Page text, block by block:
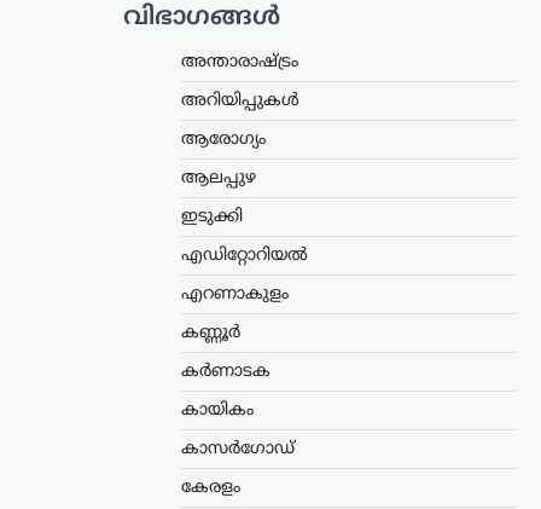
വിഭാഗങ്ങൾ
അന്താരാഷ്ട്രം
അറിയിപ്പുകൾ
ആരോഗ്യം
ആലപ്പുഴ
ഇടുക്കി
എഡിറ്റോറിയൽ
എറണാകുളം
കണ്ണൂർ
കർണാടക
കായികം
കാസർഗോഡ്
കേരളം